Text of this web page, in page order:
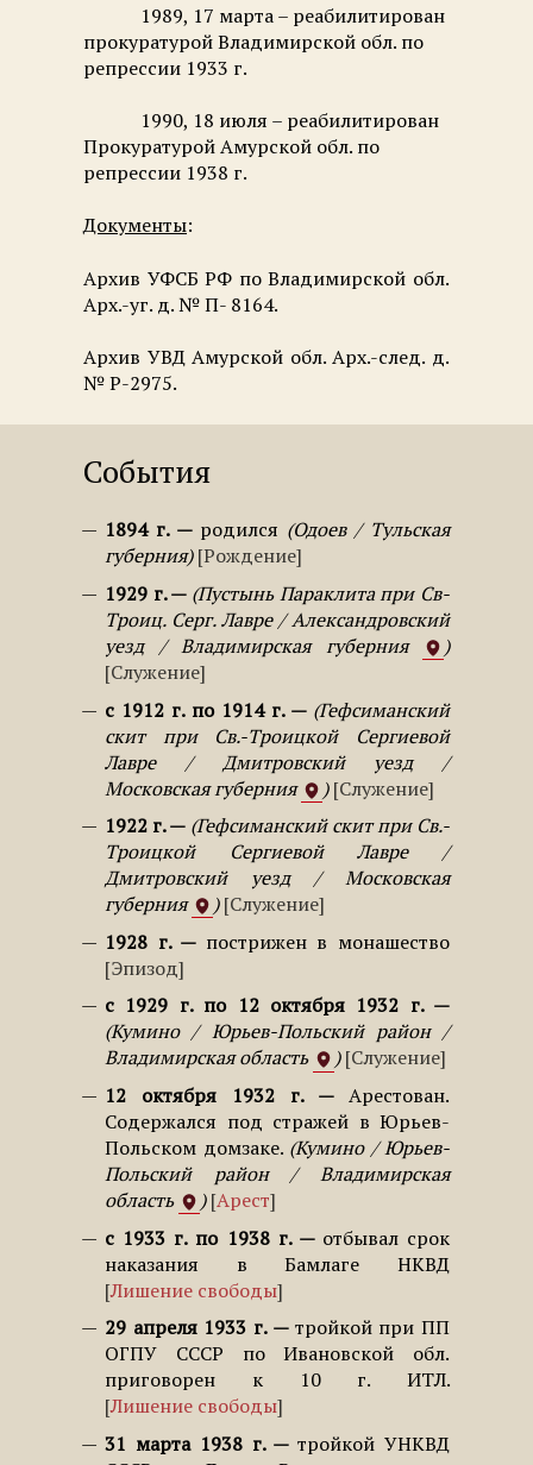
1989, 17 марта – реабилитирован
прокуратурой Владимирской обл. по
репрессии 1933 г.
1990, 18 июля – реабилитирован
Прокуратурой Амурской обл. по
репрессии 1938 г.
Документы:
Архив УФСБ РФ по Владимирской обл.
Арх.-уг. д. № П- 8164.
Архив УВД Амурской обл. Арх.-след. д.
№ Р-2975.
События
1894 г. родился Одоев / Тульская
губерния
Рождение
1929 г.
Пустынь Параклита при Св-
Троиц. Серг. Лавре / Александровский
уезд / Владимирская губерния
Служение
с 1912 г. по 1914 г.
Гефсиманский
скит при Св.-Троицкой Сергиевой
Лавре / Дмитровский уезд /
Московская губерния
Служение
1922 г.
Гефсиманский скит при Св.-
Троицкой Сергиевой Лавре /
Дмитровский уезд / Московская
губерния
Служение
1928 г.
пострижен в монашество
Эпизод
с 1929 г. по 12 октября 1932 г.
Кумино / Юрьев-Польский район /
Владимирская область
Служение
12 октября 1932 г.
Арестован.
Содержался под стражей в Юрьев-
Польском домзаке. Кумино / Юрьев-
Польский район / Владимирская
область
Арест
с 1933 г. по 1938 г.
отбывал срок
наказания в Бамлаге НКВД
Лишение свободы
29 апреля 1933 г.
тройкой при ПП
ОГПУ СССР по Ивановской обл.
приговорен к 10 г. ИТЛ.
Лишение свободы
31 марта 1938 г.
тройкой УНКВД